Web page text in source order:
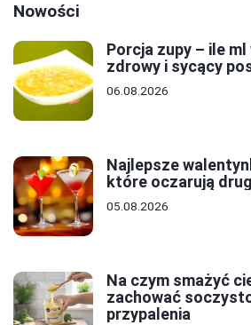
Nowości
Porcja zupy – ile
zdrowy i sycący
06.08.2026
Najlepsze
które oczarują
05.08.2026
Na czym smażyć
zachować
przypalenia